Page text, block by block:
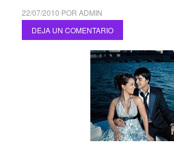
22/07/2010 POR ADMIN
DEJA UN COMENTARIO